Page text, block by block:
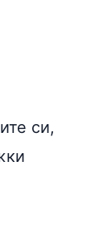
си,